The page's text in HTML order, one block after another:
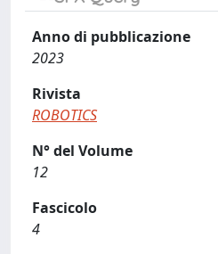
Anno di pubblicazione
2023
Rivista
ROBOTICS
N° del Volume
12
Fascicolo
4